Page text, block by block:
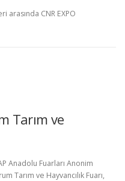
arasında CNR EXPO
Tarım ve
Anadolu Fuarları Anonim
Tarım ve Hayvancılık Fuarı,